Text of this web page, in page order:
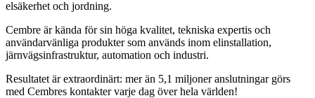
elsäkerhet och jordning.
Cembre är kända för sin höga kvalitet, tekniska expertis och
användarvänliga produkter som används inom elinstallation,
järnvägsinfrastruktur, automation och industri.
Resultatet är extraordinärt: mer än 5,1 miljoner anslutningar görs
med Cembres kontakter varje dag över hela världen!